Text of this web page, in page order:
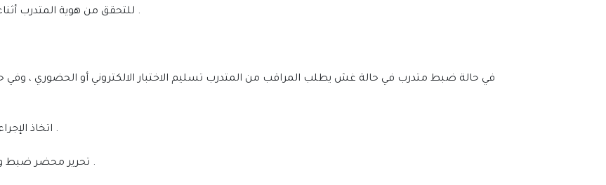
• للتحقق من هوية المتدرب أثناء أداء الاختبار الإلكتروني يطلب فتح الكاميرا أثناء الاختبار .
• اﺗﺨﺎذ اﻹﺟﺮاءات اﻟﻨﻈﺎﻣﻴﺔ وفق وفقًا للتعليمات و اللوائح التنظيمية .
• ﺗﺤﺮﻳﺮ محضر ضبط واقعة غش ﻣﻊ إرﻓﺎق الدلائل و الإجراءات التي تم اتخاذها .